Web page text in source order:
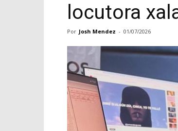
locutora
Por Josh Mendez - 01/07/2026